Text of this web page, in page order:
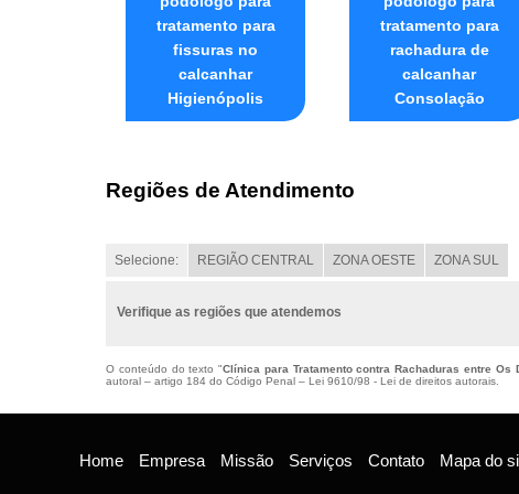
tratamento para
fissuras no
calcanhar
Higienópolis
tratamento para
rachadura de
calcanhar
Consolação
Regiões de Atendimento
Selecione: REGIÃO CENTRAL ZONA OESTE ZONA SUL
Verifique as regiões que atendemos
O conteúdo do texto "Clínica para Tratamento contra Rachaduras entre Os
autoral – artigo 184 do Código Penal – Lei 9610/98 - Lei de direitos autorais
Home Empresa Missão Serviços Contato Mapa do